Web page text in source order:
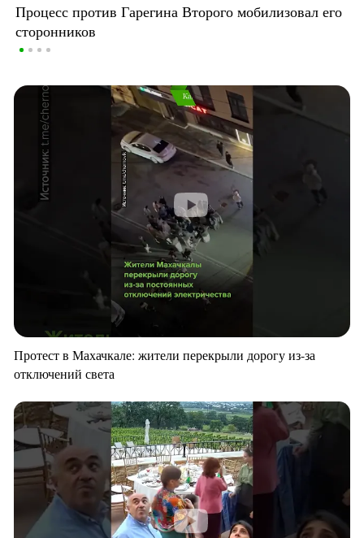
Процесс против Гарегина Второго мобилизовал его
сторонников
Протест в Махачкале: жители перекрыли дорогу из-за
отключений света